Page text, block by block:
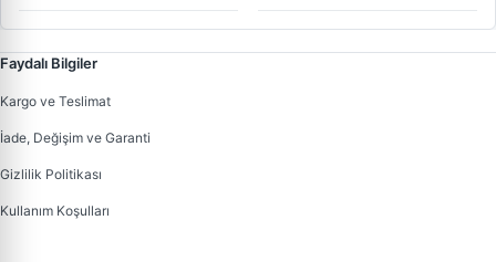
P307 P407 P607 Xsara
Picasso C1 C3 Mitsubishi:
L200 08>
Faydalı Bilgiler
Kargo ve Teslimat
İade, Değişim ve Garanti
Gizlilik Politikası
Kullanım Koşulları